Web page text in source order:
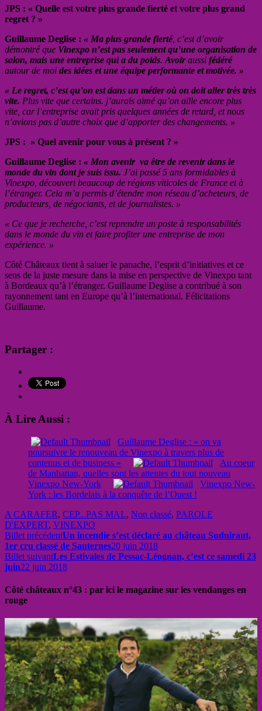
JPS : « Quelle est votre plus grande fierté et votre plus grand
regret ? »
Guillaume Deglise : « Ma plus grande fierté, c’est d’avoir
démontré que Vinexpo n’est pas seulement qu’une organisation de
salon, mais une entreprise qui a du poids. Avoiraussi fédéré
autour de moi des idées et une équipe performante et motivée. »
« Le regret, c’est qu’on est dans un métier où on doit aller très très
vite. Plus vite que certains. j’aurais aimé qu’on aille encore plus
vite, car l’entreprise avait pris quelques années de retard, et nous
n’avions pas d’autre choix que d’apporter des changements. »
JPS : » Quel avenir pour vous à présent ? »
Guillaume Deglise : « Mon avenir va être de revenir dans le
monde du vin dont je suis issu. J’ai passé 5 ans formidables à
Vinexpo, découvert beaucoup de régions viticoles de France et à
l’étranger. Cela m’a permis d’étendre mon réseau d’acheteurs, de
producteurs, de négociants, et de journalistes. »
« Ce que je recherche, c’est reprendre un poste à responsabilités
dans le monde du vin et faire profiter une entreprise de mon
expérience. »
Côté Châteaux tient à saluer le panache, l’esprit d’initiatives et ce
sens de la juste mesure dans la mise en perspective de Vinexpo tant
à Bordeaux qu’à l’étranger. Guillaume Deglise a contribué à son
rayonnement tant en Europe qu’à l’international. Félicitations
Guillaume.
Partager :
À Lire Aussi :
Guillaume Deglise : « on va
poursuivre le renouveau de Vinexpo à travers plus de
contenus et de business »
Au coeur
de Manhattan, quelles sont les attentes du tout nouveau
Vinexpo New-York
Vinexpo New-
York : les Bordelais à la conquête de l’Ouest !
A CARAFER, CEP...PAS MAL, Non classé, PAROLE
D'EXPERT, VINEXPO
Billet précédentUn incendie s’est déclaré au château Suduiraut,
1er cru classé de Sauternes20 juin 2018
Billet suivantLes Estivales de Pessac-Léognan, c’est ce samedi 23
juin22 juin 2018
Côté châteaux n°43 : par ici le magazine sur les vendanges en
rouge